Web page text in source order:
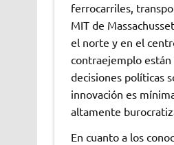
ferrocarriles,
MIT de
el norte y en el
contraejemplo
decisiones políticas
innovación es
altamente
En cuanto a los